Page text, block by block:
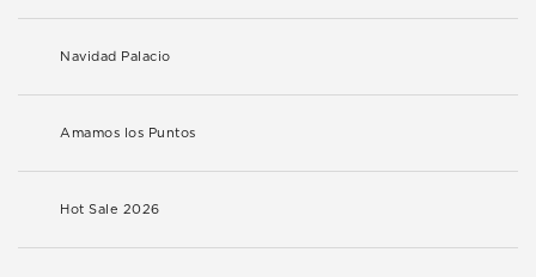
Navidad Palacio
Amamos los Puntos
Hot Sale 2026